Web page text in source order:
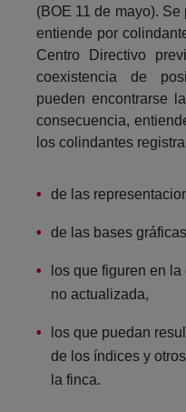
(BOE 11 de mayo).
entiende por
Centro Directivo
coexistencia de
pueden encontrarse
consecuencia,
los colindantes
de las
de las bases
los que figuren en
no actualizada,
los que puedan
de los índices y
la finca.